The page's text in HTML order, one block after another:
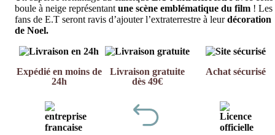
boule à neige représentant une scène emblématique du film ! Les
fans de E.T seront ravis d’ajouter l’extraterrestre à leurdécoration
de Noel.
Expédié en moins de
24h
Livraison gratuite
dès 49€
Achat sécurisé